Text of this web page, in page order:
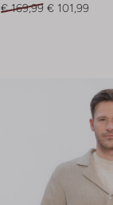
€ 169,99 € 101,99